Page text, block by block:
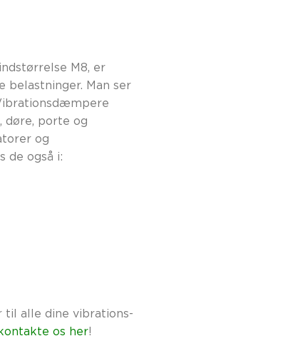
M8, er
Man ser
døre, porte og
og
de også i:
til alle dine vibrations-
os her!